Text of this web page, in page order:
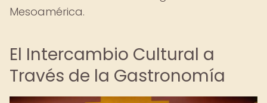
Mesoamérica.
El Intercambio Cultural a
Través de la Gastronomía